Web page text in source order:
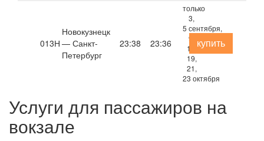
013Н
Новокузнецк
— Санкт-
Петербург
23:38 23:36
только
3,
5 сентября,
9,
17,
19,
21,
23 октября
купить
Услуги для пассажиров на
вокзале